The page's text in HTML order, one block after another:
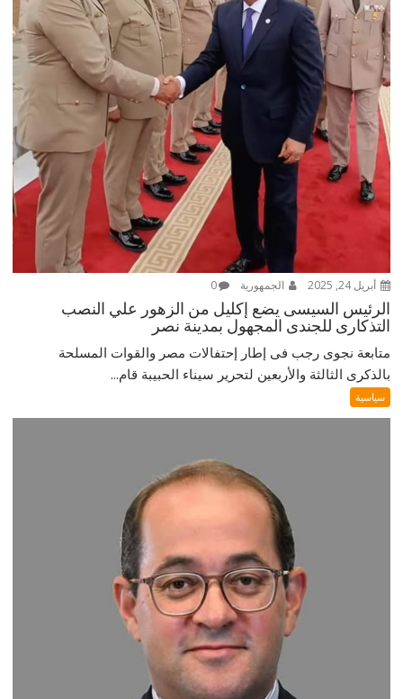
أبريل 24, 2025 الجمهورية 0
الرئيس السيسى يضع إكليل من الزهور علي النصب
التذكارى للجندى المجهول بمدينة نصر
متابعة نجوى رجب فى إطار إحتفالات مصر والقوات المسلحة
بالذكرى الثالثة والأربعين لتحرير سيناء الحبيبة قام...
سياسية